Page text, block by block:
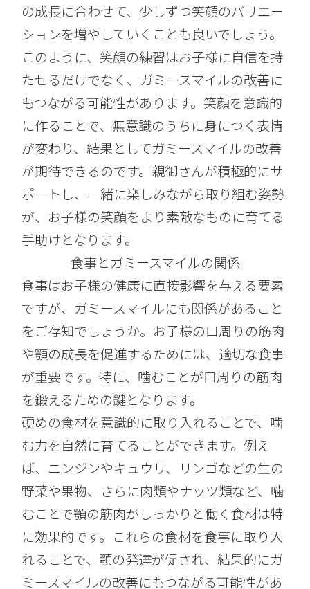
の成長に合わせて、少しずつ笑顔のバリエー
ションを増やしていくことも良いでしょう。
このように、笑顔の練習はお子様に自信を持
たせるだけでなく、ガミースマイルの改善に
もつながる可能性があります。笑顔を意識的
に作ることで、無意識のうちに身につく表情
が変わり、結果としてガミースマイルの改善
が期待できるのです。親御さんが積極的にサ
ポートし、一緒に楽しみながら取り組む姿勢
が、お子様の笑顔をより素敵なものに育てる
手助けとなります。
食事とガミースマイルの関係
食事はお子様の健康に直接影響を与える要素
ですが、ガミースマイルにも関係があること
をご存知でしょうか。お子様の口周りの筋肉
や顎の成長を促進するためには、適切な食事
が重要です。特に、噛むことが口周りの筋肉
を鍛えるための鍵となります。
硬めの食材を意識的に取り入れることで、噛
む力を自然に育てることができます。例え
ば、ニンジンやキュウリ、リンゴなどの生の
野菜や果物、さらに肉類やナッツ類など、噛
むことで顎の筋肉がしっかりと働く食材は特
に効果的です。これらの食材を食事に取り入
れることで、顎の発達が促され、結果的にガ
ミースマイルの改善にもつながる可能性があ